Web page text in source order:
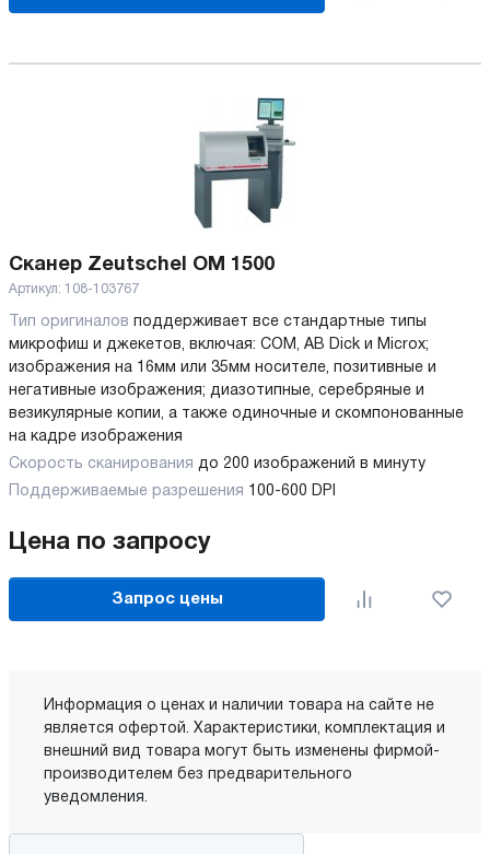
Сканер Zeutschel ОМ 1500
Артикул: 108-103767
Тип оригиналов поддерживает все стандартные типы
микрофиш и джекетов, включая: COM, AB Dick и Microx;
изображения на 16мм или 35мм носителе, позитивные и
негативные изображения; диазотипные, серебряные и
везикулярные копии, а также одиночные и скомпонованные
на кадре изображения
Скорость сканирования до 200 изображений в минуту
Поддерживаемые разрешения 100-600 DPI
Цена по запросу
Запрос цены
Информация о ценах и наличии товара на сайте не
является офертой. Характеристики, комплектация и
внешний вид товара могут быть изменены фирмой-
производителем без предварительного
уведомления.